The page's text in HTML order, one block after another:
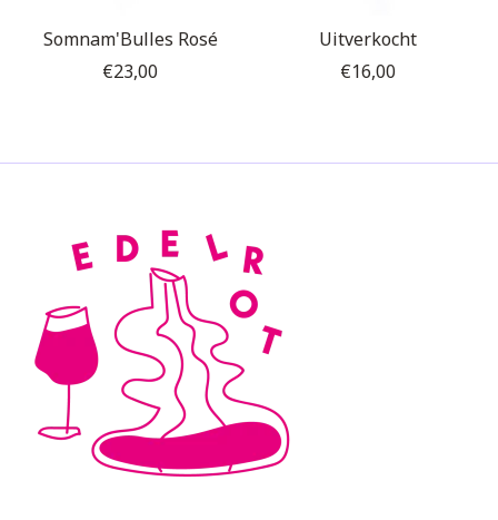
Somnam'Bulles Rosé
€23,00
Uitverkocht
€16,00